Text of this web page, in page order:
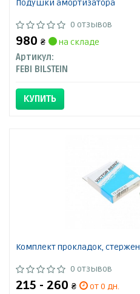
Подушки амортизатора
0 отзывов
980 ₴
на складе
Артикул:
FEBI BILSTEIN
КУПИТЬ
Комплект прокладок,
0 отзывов
215 - 260 ₴
от 0 дн.